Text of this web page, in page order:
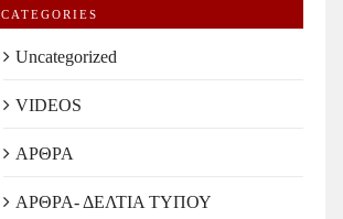
CATEGORIES
Uncategorized
VIDEOS
ΑΡΘΡΑ
ΑΡΘΡΑ- ΔΕΛΤΙΑ ΤΥΠΟΥ